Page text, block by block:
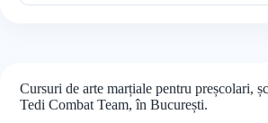
Cursuri de arte marțiale pentru preșcolari,
Tedi Combat Team, în București.